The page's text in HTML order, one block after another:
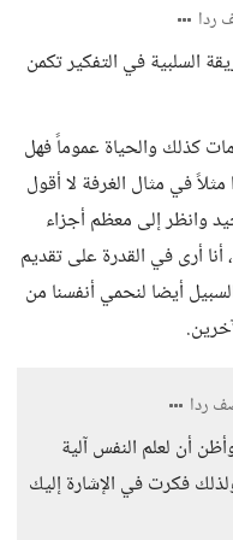
ردا
السلبية في التفكير تكمن
كذلك والحياة عموماً فهل
في مثال الغرفة لا أقول
وانظر إلى معظم أجزاء
أرى في القدرة على تقديم
أيضا لنحمي أنفسنا من
ردا
أن لعلم النفس آلية
فكرت في الإشارة إليك